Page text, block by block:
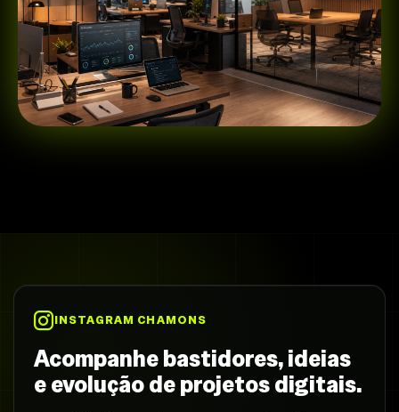
INSTAGRAM CHAMONS
Acompanhe bastidores, ideias
e evolução de projetos digitais.